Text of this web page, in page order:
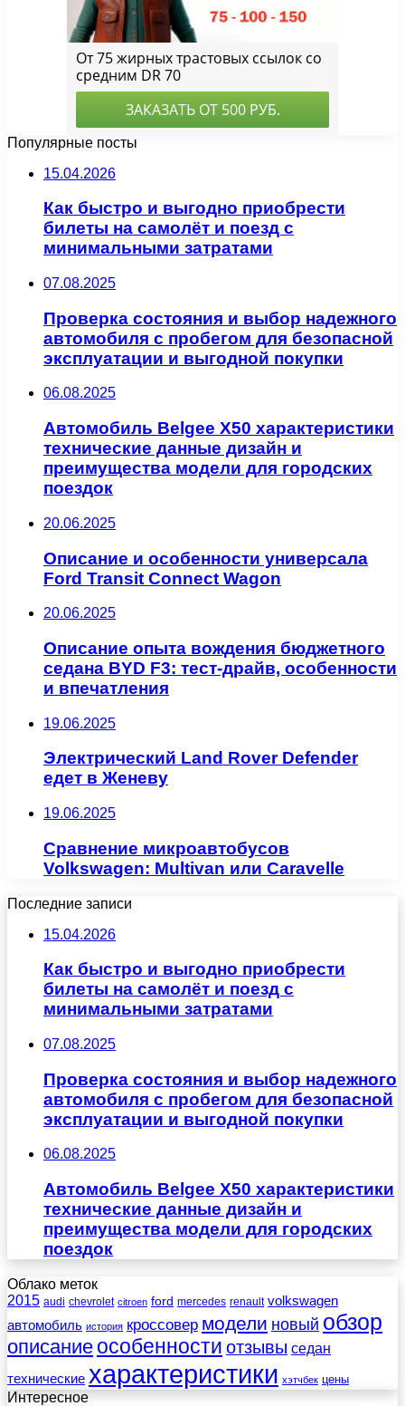
Популярные посты
15.04.2026
Как быстро и выгодно приобрести
билеты на самолёт и поезд с
минимальными затратами
07.08.2025
Проверка состояния и выбор надежного
автомобиля с пробегом для безопасной
эксплуатации и выгодной покупки
06.08.2025
Автомобиль Belgee X50 характеристики
технические данные дизайн и
преимущества модели для городских
поездок
20.06.2025
Описание и особенности универсала
Ford Transit Connect Wagon
20.06.2025
Описание опыта вождения бюджетного
седана BYD F3: тест-драйв, особенности
и впечатления
19.06.2025
Электрический Land Rover Defender
едет в Женеву
19.06.2025
Сравнение микроавтобусов
Volkswagen: Multivan или Caravelle
Последние записи
15.04.2026
Как быстро и выгодно приобрести
билеты на самолёт и поезд с
минимальными затратами
07.08.2025
Проверка состояния и выбор надежного
автомобиля с пробегом для безопасной
эксплуатации и выгодной покупки
06.08.2025
Автомобиль Belgee X50 характеристики
технические данные дизайн и
преимущества модели для городских
поездок
Облако меток
2015 audi chevrolet citroen ford mercedes renault volkswagen
автомобиль история кроссовер модели новый обзор
описание особенности отзывы седан
технические характеристики хэтчбек цены
Интересное